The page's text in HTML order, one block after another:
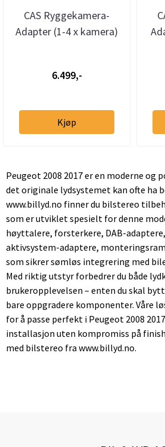
CAS Ryggekamera-
Adapter (1-4 x kamera)
6.499,-
Kjøp
Peugeot 2008 2017 er en moderne og
det originale lydsystemet kan ofte ha
www.billyd.no finner du bilstereo
som er utviklet spesielt for denne
høyttalere, forsterkere, DAB-
aktivsystem-adaptere,
som sikrer sømløs integrering med
Med riktig utstyr forbedrer du både
brukeropplevelsen – enten du skal
bare oppgradere komponenter. Våre
for å passe perfekt i Peugeot 2008
installasjon uten kompromiss på
med bilstereo fra www.billyd.no.